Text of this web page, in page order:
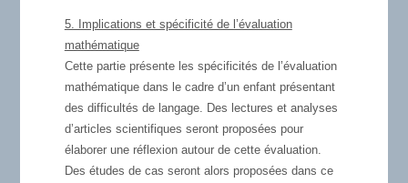
5. Implications et spécificité de l’évaluation
mathématique
Cette partie présente les spécificités de l’évaluation
mathématique dans le cadre d’un enfant présentant
des difficultés de langage. Des lectures et analyses
d’articles scientifiques seront proposées pour
élaborer une réflexion autour de cette évaluation.
Des études de cas seront alors proposées dans ce